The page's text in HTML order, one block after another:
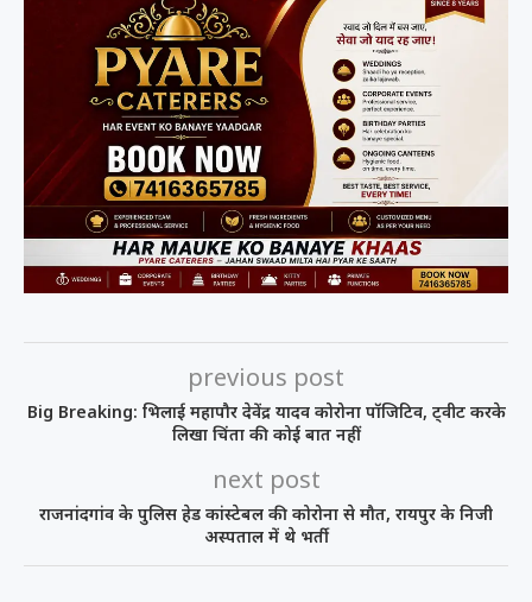
previous post
Big Breaking: भिलाई महापौर देवेंद्र यादव कोरोना पॉजिटिव, ट्वीट करके
लिखा चिंता की कोई बात नहीं
next post
राजनांदगांव के पुलिस हेड कांस्टेबल की कोरोना से मौत, रायपुर के निजी
अस्पताल में थे भर्ती